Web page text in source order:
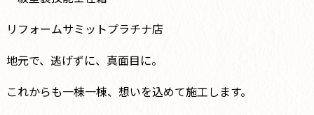
リフォームサミットプラチナ店
地元で、逃げずに、真面目に。
これからも一棟一棟、想いを込めて施工します。